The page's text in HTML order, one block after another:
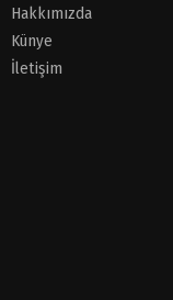
Hakkımızda
Künye
İletişim